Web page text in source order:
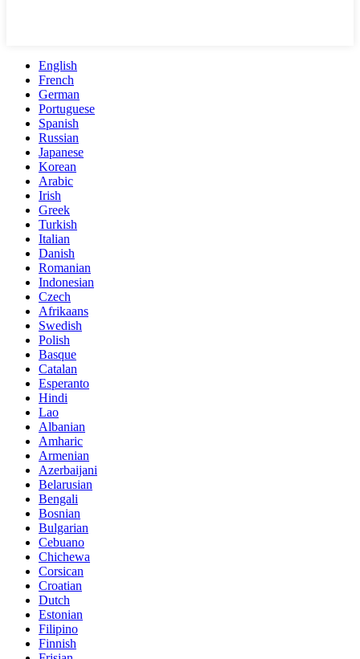
English
French
German
Portuguese
Spanish
Russian
Japanese
Korean
Arabic
Irish
Greek
Turkish
Italian
Danish
Romanian
Indonesian
Czech
Afrikaans
Swedish
Polish
Basque
Catalan
Esperanto
Hindi
Lao
Albanian
Amharic
Armenian
Azerbaijani
Belarusian
Bengali
Bosnian
Bulgarian
Cebuano
Chichewa
Corsican
Croatian
Dutch
Estonian
Filipino
Finnish